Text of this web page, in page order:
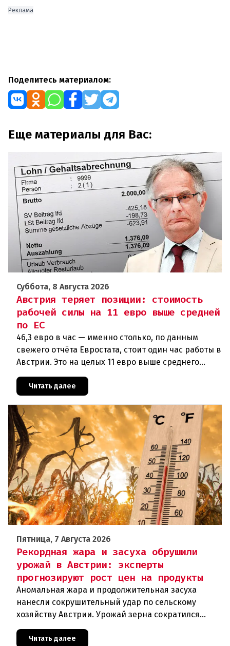
Реклама
Поделитесь материалом:
Еще материалы для Вас:
Суббота, 8 Августа 2026
Австрия теряет позиции: стоимость
рабочей силы на 11 евро выше средней
по ЕС
46,3 евро в час — именно столько, по данным
свежего отчёта Евростата, стоит один час работы в
Австрии. Это на целых 11 евро выше среднего
показателя по ЕС (34,9 евро). Особенно наглядно
конкурентное о
Читать далее
Пятница, 7 Августа 2026
Рекордная жара и засуха обрушили
урожай в Австрии: эксперты
прогнозируют рост цен на продукты
Аномальная жара и продолжительная засуха
нанесли сокрушительный удар по сельскому
хозяйству Австрии. Урожай зерна сократился
потери достигают 80 процентов.
Читать далее